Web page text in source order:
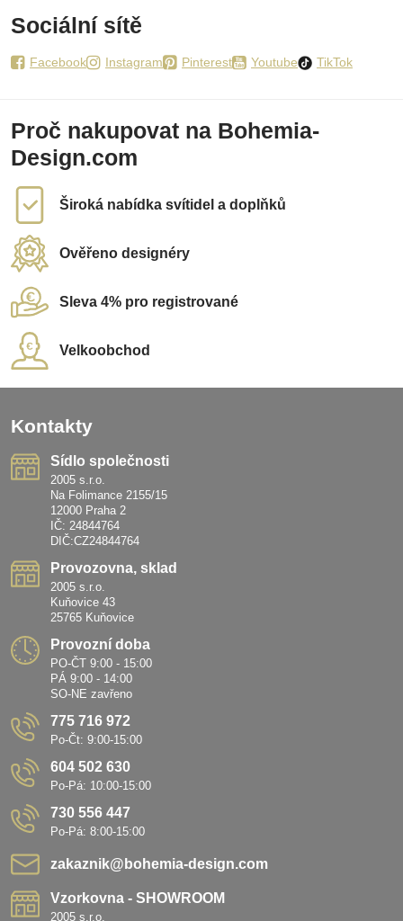
Sociální sítě
Facebook Instagram Pinterest Youtube TikTok
Proč nakupovat na Bohemia-
Design.com
Široká nabídka svítidel a doplňků
Ověřeno designéry
Sleva 4% pro registrované
Velkoobchod
Kontakty
Sídlo společnosti
2005 s.r.o.
Na Folimance 2155/15
12000 Praha 2
IČ: 24844764
DIČ:CZ24844764
Provozovna, sklad
2005 s.r.o.
Kuňovice 43
25765 Kuňovice
Provozní doba
PO-ČT 9:00 - 15:00
PÁ 9:00 - 14:00
SO-NE zavřeno
775 716 972
Po-Čt: 9:00-15:00
604 502 630
Po-Pá: 10:00-15:00
730 556 447
Po-Pá: 8:00-15:00
zakaznik​@bohemia-design​.com
Vzorkovna - SHOWROOM
2005 s.r.o.